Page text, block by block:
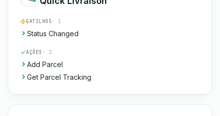
GATILHOS · 1
Status Changed
AÇÕES · 2
Add Parcel
Get Parcel Tracking